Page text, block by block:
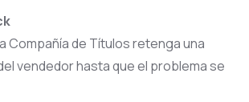
Compañía de Títulos retenga una
vendedor hasta que el problema se